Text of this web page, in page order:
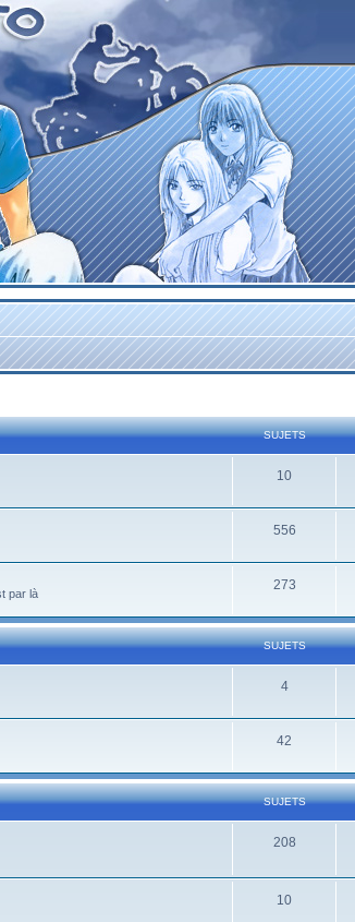
SUJETS
10
556
par là
273
SUJETS
4
42
SUJETS
208
10